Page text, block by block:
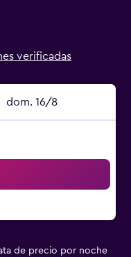
verificadas
dom. 16/8
de precio por noche